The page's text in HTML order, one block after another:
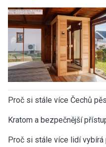
Proč si stále více Čechů
Kratom a bezpečnější
Proč si stále více lidí vybírá